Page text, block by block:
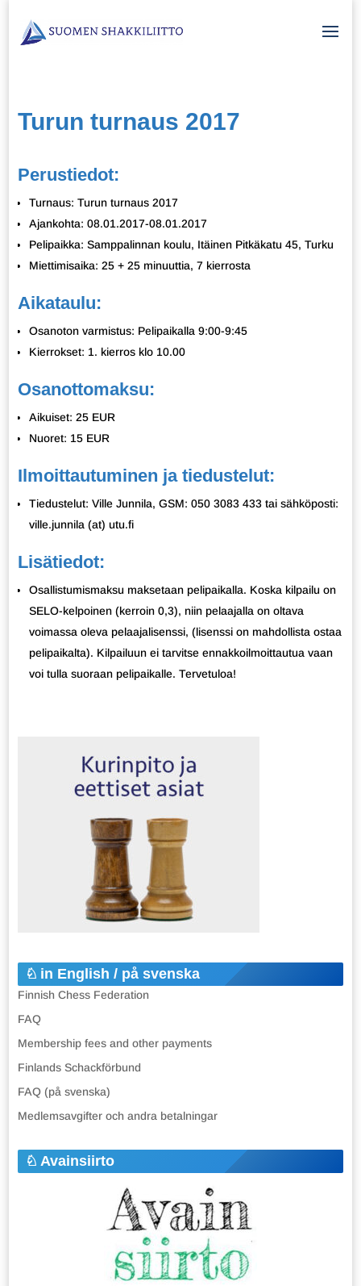
Turun turnaus 2017
Perustiedot:
Turnaus: Turun turnaus 2017
Ajankohta: 08.01.2017-08.01.2017
Pelipaikka: Samppalinnan koulu, Itäinen Pitkäkatu 45, Turku
Miettimisaika: 25 + 25 minuuttia, 7 kierrosta
Aikataulu:
Osanoton varmistus: Pelipaikalla 9:00-9:45
Kierrokset: 1. kierros klo 10.00
Osanottomaksu:
Aikuiset: 25 EUR
Nuoret: 15 EUR
Ilmoittautuminen ja tiedustelut:
Tiedustelut: Ville Junnila, GSM: 050 3083 433 tai sähköposti:
ville.junnila (at) utu.fi
Lisätiedot:
Osallistumismaksu maksetaan pelipaikalla. Koska kilpailu on
SELO-kelpoinen (kerroin 0,3), niin pelaajalla on oltava
voimassa oleva pelaajalisenssi, (lisenssi on mahdollista ostaa
pelipaikalta). Kilpailuun ei tarvitse ennakkoilmoittautua vaan
voi tulla suoraan pelipaikalle. Tervetuloa!
in English / på svenska
Finnish Chess Federation
FAQ
Membership fees and other payments
Finlands Schackförbund
FAQ (på svenska)
Medlemsavgifter och andra betalningar
Avainsiirto